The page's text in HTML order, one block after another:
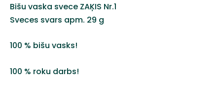
Bišu vaska svece ZAĶIS Nr.1
Sveces svars apm. 29 g
100 % bišu vasks!
100 % roku darbs!